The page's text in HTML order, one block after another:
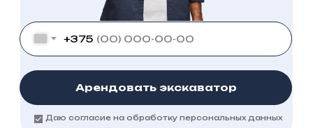
Даю согласие на обработку персональных данных
+375
Арендовать экскаватор